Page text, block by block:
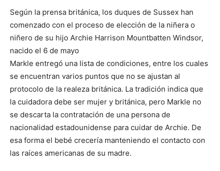
Según la prensa británica, los duques de Sussex han
comenzado con el proceso de elección de la niñera o
niñero de su hijo Archie Harrison Mountbatten Windsor,
nacido el 6 de mayo
Markle entregó una lista de condiciones, entre los cuales
se encuentran varios puntos que no se ajustan al
protocolo de la realeza británica. La tradición indica que
la cuidadora debe ser mujer y británica, pero Markle no
se descarta la contratación de una persona de
nacionalidad estadounidense para cuidar de Archie. De
esa forma el bebé crecería manteniendo el contacto con
las raíces americanas de su madre.